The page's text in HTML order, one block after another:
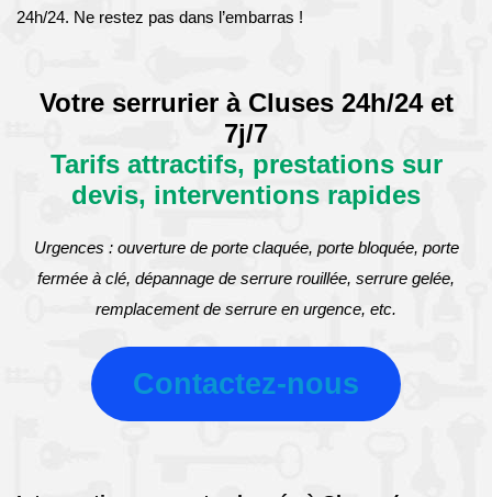
24h/24. Ne restez pas dans l’embarras !
Votre serrurier à Cluses 24h/24 et
7j/7
Tarifs attractifs, prestations sur
devis, interventions rapides
Urgences : ouverture de porte claquée, porte bloquée, porte
fermée à clé, dépannage de serrure rouillée, serrure gelée,
remplacement de serrure en urgence, etc.
Contactez-nous